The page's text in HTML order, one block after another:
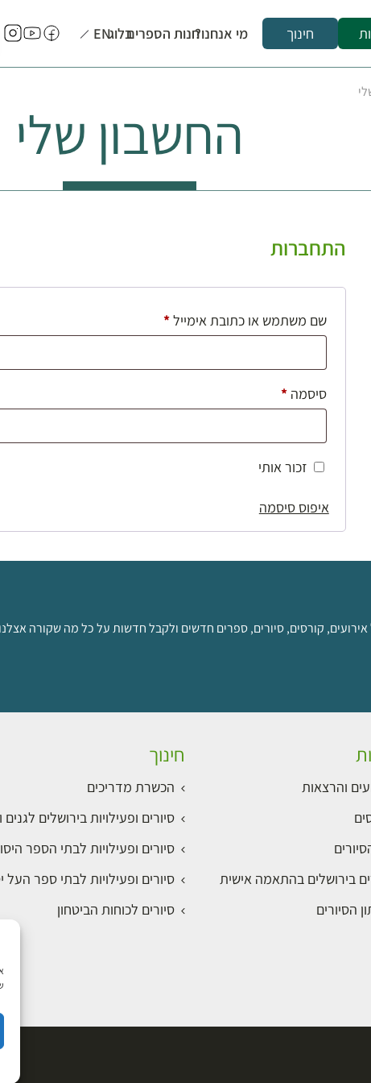
חינוך מי אנחנו?חנות הספריםבלוגEN
החשבון שלי
התחברות
שם משתמש או כתובת אימייל*חובה
סיסמה*חובה
זכור אותי
איפוס סיסמה
קורסים, סיורים, ספרים חדשים ולקבל חדשות על כל מה שקורה אצלנו
והרצאות
בירושלים בהתאמה אישית
הסיורים
חינוך
הכשרת מדריכים
סיורים ופעילויות בירושלים לגנים
סיורים ופעילויות לבתי הספר
סיורים ופעילויות לבתי ספר העל
סיורים לכוחות הביטחון